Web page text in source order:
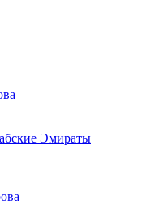
Эмираты